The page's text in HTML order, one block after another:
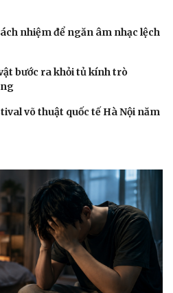
nhiệm để ngăn âm nhạc lệch
bước ra khỏi tủ kính trò
võ thuật quốc tế Hà Nội năm